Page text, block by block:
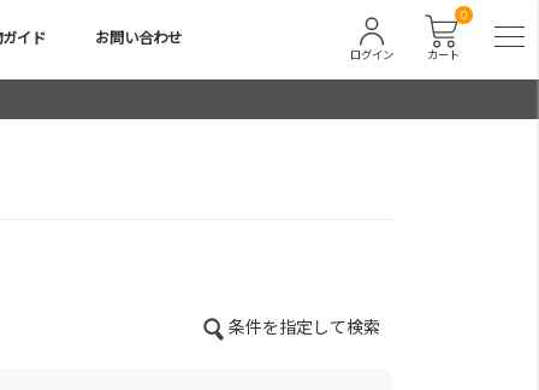
イド お問い合わせ
カート
0
ログイン
条件を指定して検索